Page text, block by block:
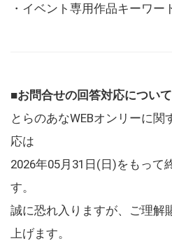
・イベント専用作品キーワー
■お問合せの回答対応について
とらのあなWEBオンリーに
応は
2026年05月31日(日)をもって
す。
誠に恐れ入りますが、ご理解
上げます。